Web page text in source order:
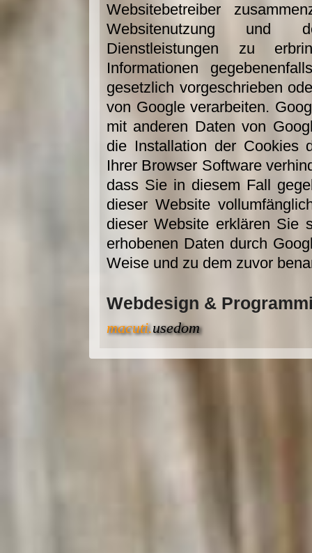
Websitebetreiber
Websitenutzung und
Dienstleistungen zu
Informationen
gesetzlich vorgeschrieben
von Google verarbeiten.
mit anderen Daten von
die Installation der Cookies
Ihrer Browser Software
dass Sie in diesem Fall
dieser Website
dieser Website erklären Sie
erhobenen Daten durch
Weise und zu dem zuvor
Webdesign &
macuti.usedom